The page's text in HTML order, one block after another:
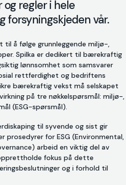
regler i hele
forsyningskjeden vår.
til å følge grunnleggende miljø-,
Spilka er dedikert til bærekraftig
lønnsomhet som samsvarer
rettferdighet og bedriftens
bærekraftig vekst må selskapet
på tre nøkkelspørsmål: miljø-,
(ESG-spørsmål).
til syvende og sist gir
prosedyrer for ESG (Environmental,
arbeid en viktig del av
fokus på dette
og i forhold til